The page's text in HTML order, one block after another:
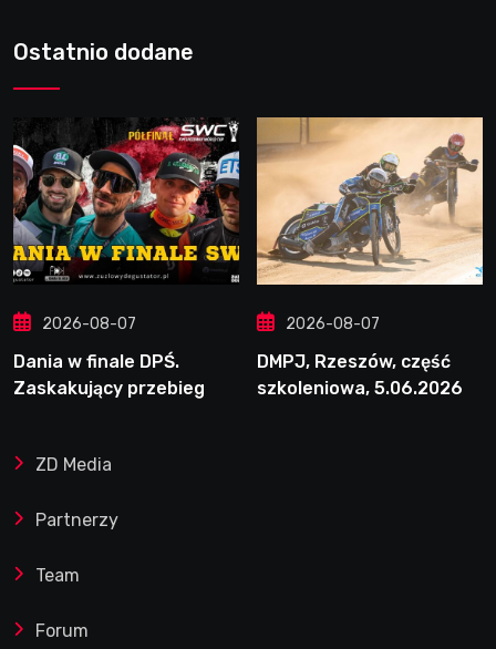
Ostatnio dodane
2026-08-07
Dania w finale DPŚ.
Zaskakujący przebieg
2026-08-07
DMPJ, Rzeszów, część
szkoleniowa, 5.06.2026
ZD Media
Partnerzy
Team
Forum